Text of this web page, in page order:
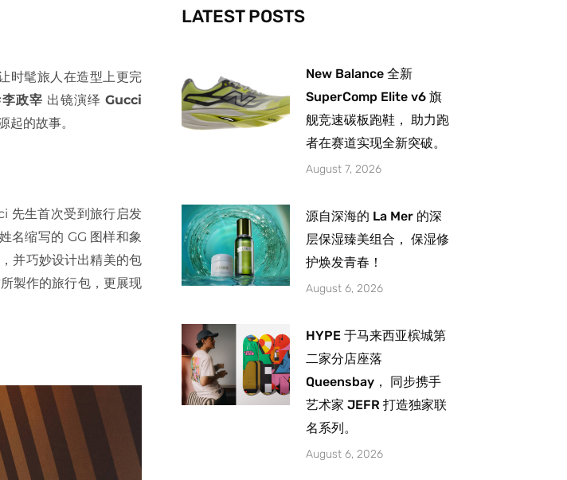
时髦旅人在造型上更完
政宰 出镜演绎Gucci
的故事。
先生首次受到旅行启发
名缩写的 GG 图样和象
并巧妙设计出精美的包
製作的旅行包，更展现
-
f
m
LATEST POSTS
New Balance 全新
SuperComp Elite v6 旗
舰竞速碳板跑鞋， 助力跑
者在赛道实现全新突破。
August 7, 2026
源自深海的 La Mer 的深
层保湿臻美组合， 保湿修
护焕发青春！
August 6, 2026
HYPE 于马来西亚槟城第
二家分店座落
Queensbay， 同步携手
艺术家 JEFR 打造独家联
名系列。
August 6, 2026